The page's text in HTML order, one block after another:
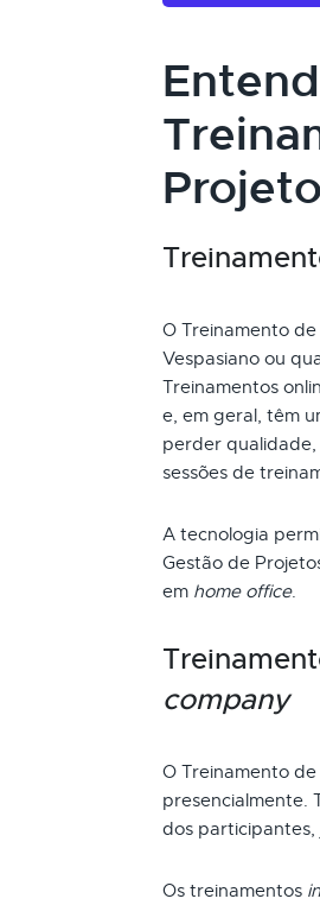
O Treinamento
Vespasiano ou
Treinamentos
e, em geral, têm
perder qualidade,
sessões de
A tecnologia
Gestão de
em home office.
company
O Treinamento
presencialmente.
dos participantes,
Os treinamentos